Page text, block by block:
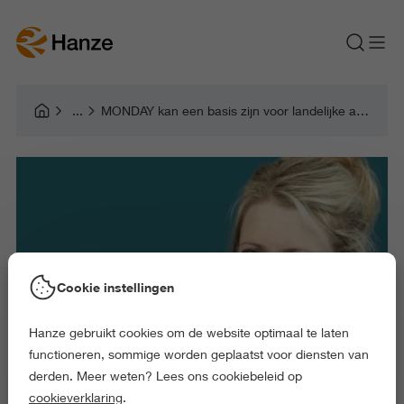
MONDAY kan een basis zijn voor landelijke aanpak ondervoeding
Cookie instellingen
Hanze gebruikt cookies om de website optimaal te laten
functioneren, sommige worden geplaatst voor diensten van
derden. Meer weten? Lees ons cookiebeleid op
cookieverklaring.